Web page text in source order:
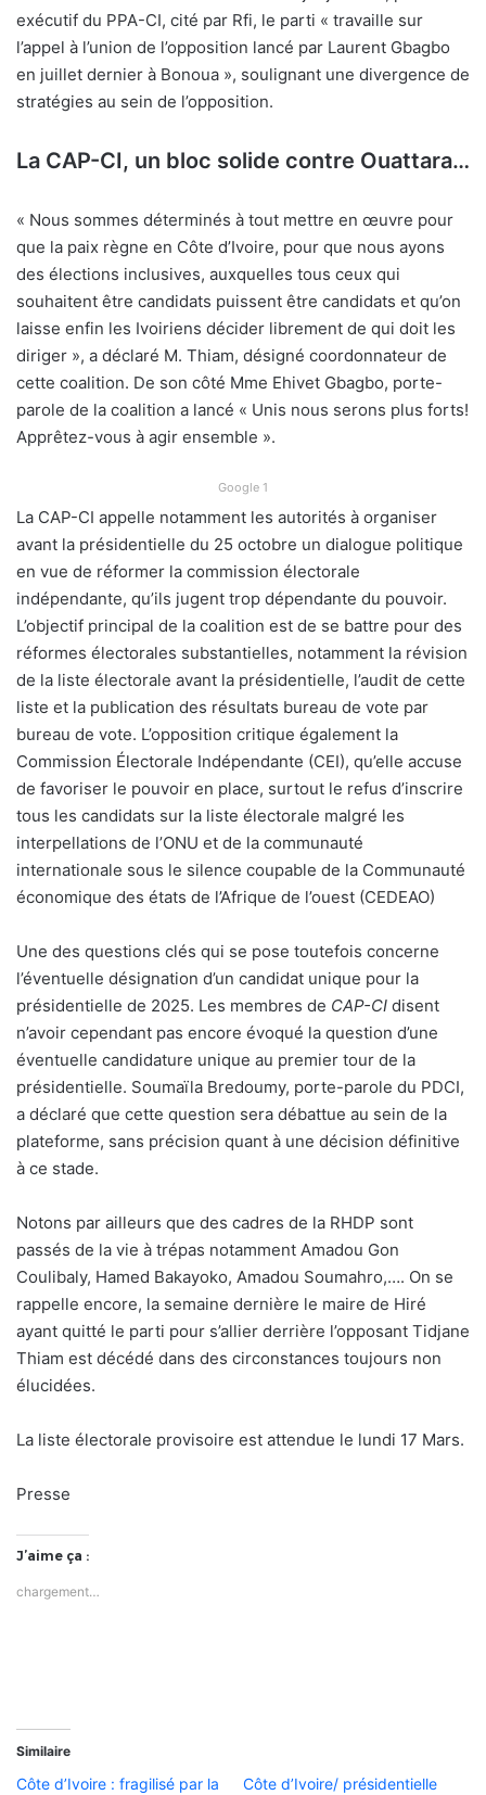
exécutif du PPA-CI, cité par Rfi, le parti « travaille sur
l’appel à l’union de l’opposition lancé par Laurent Gbagbo
en juillet dernier à Bonoua », soulignant une divergence de
stratégies au sein de l’opposition.
La CAP-CI, un bloc solide contre Ouattara…
« Nous sommes déterminés à tout mettre en œuvre pour
que la paix règne en Côte d’Ivoire, pour que nous ayons
des élections inclusives, auxquelles tous ceux qui
souhaitent être candidats puissent être candidats et qu’on
laisse enfin les Ivoiriens décider librement de qui doit les
diriger », a déclaré M. Thiam, désigné coordonnateur de
cette coalition. De son côté Mme Ehivet Gbagbo, porte-
parole de la coalition a lancé « Unis nous serons plus forts!
Apprêtez-vous à agir ensemble ».
Google 1
La CAP-CI appelle notamment les autorités à organiser
avant la présidentielle du 25 octobre un dialogue politique
en vue de réformer la commission électorale
indépendante, qu’ils jugent trop dépendante du pouvoir.
L’objectif principal de la coalition est de se battre pour des
réformes électorales substantielles, notamment la révision
de la liste électorale avant la présidentielle, l’audit de cette
liste et la publication des résultats bureau de vote par
bureau de vote. L’opposition critique également la
Commission Électorale Indépendante (CEI), qu’elle accuse
de favoriser le pouvoir en place, surtout le refus d’inscrire
tous les candidats sur la liste électorale malgré les
interpellations de l’ONU et de la communauté
internationale sous le silence coupable de la Communauté
économique des états de l’Afrique de l’ouest (CEDEAO)
Une des questions clés qui se pose toutefois concerne
l’éventuelle désignation d’un candidat unique pour la
présidentielle de 2025. Les membres de CAP-CI disent
n’avoir cependant pas encore évoqué la question d’une
éventuelle candidature unique au premier tour de la
présidentielle. Soumaïla Bredoumy, porte-parole du PDCI,
a déclaré que cette question sera débattue au sein de la
plateforme, sans précision quant à une décision définitive
à ce stade.
Notons par ailleurs que des cadres de la RHDP sont
passés de la vie à trépas notamment Amadou Gon
Coulibaly, Hamed Bakayoko, Amadou Soumahro,…. On se
rappelle encore, la semaine dernière le maire de Hiré
ayant quitté le parti pour s’allier derrière l’opposant Tidjane
Thiam est décédé dans des circonstances toujours non
élucidées.
La liste électorale provisoire est attendue le lundi 17 Mars.
Presse
J’aime ça :
chargement…
Similaire
Côte d’Ivoire : fragilisé par la
Côte d’Ivoire/ présidentielle